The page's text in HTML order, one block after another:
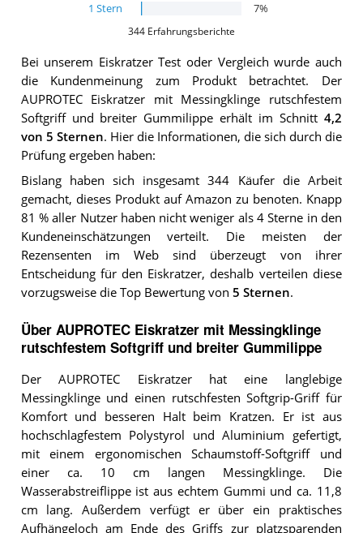
1 Stern 7%
344 Erfahrungsberichte
Bei unserem EiskratzerTest oder Vergleich wurde auch
die Kundenmeinung zum Produkt betrachtet.
Der
AUPROTEC Eiskratzer mit Messingklinge rutschfestem
Softgriff und breiter Gummilippe erhält im Schnitt 4,2
von 5 Sternen. Hier die Informationen, die sich durch die
Prüfung ergeben haben:
Bislang haben sich insgesamt 344 Käufer die Arbeit
gemacht, dieses Produkt auf Amazon zu benoten. Knapp
81 % aller Nutzer haben nicht weniger als 4 Sterne in den
Kundeneinschätzungen verteilt. Die meisten der
Rezensenten im Web sind überzeugt von ihrer
Entscheidung für den Eiskratzer, deshalb verteilen diese
vorzugsweise die Top Bewertung von 5 Sternen.
Über AUPROTEC Eiskratzer mit Messingklinge
rutschfestem Softgriff und breiter Gummilippe
Der AUPROTEC Eiskratzer hat eine langlebige
Messingklinge und einen rutschfesten Softgrip-Griff für
Komfort und besseren Halt beim Kratzen. Er ist aus
hochschlagfestem Polystyrol und Aluminium gefertigt,
mit einem ergonomischen Schaumstoff-Softgriff und
einer ca. 10 cm langen Messingklinge. Die
Wasserabstreiflippe ist aus echtem Gummi und ca. 11,8
cm lang. Außerdem verfügt er über ein praktisches
Aufhängeloch am Ende des Griffs zur platzsparenden